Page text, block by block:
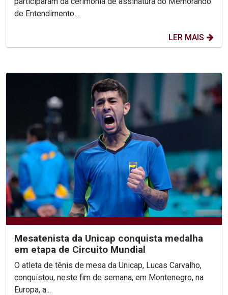
de Entendimento...
LER MAIS
Mesatenista da Unicap conquista medalha
em etapa de Circuito Mundial
O atleta de tênis de mesa da Unicap, Lucas Carvalho,
conquistou, neste fim de semana, em Montenegro, na
Europa, a...